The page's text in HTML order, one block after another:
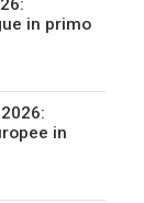
in primo
in